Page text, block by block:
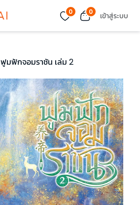
0 0 เข้าสู่ระบบ
ฟูมฟักจอมราชัน เล่ม 2